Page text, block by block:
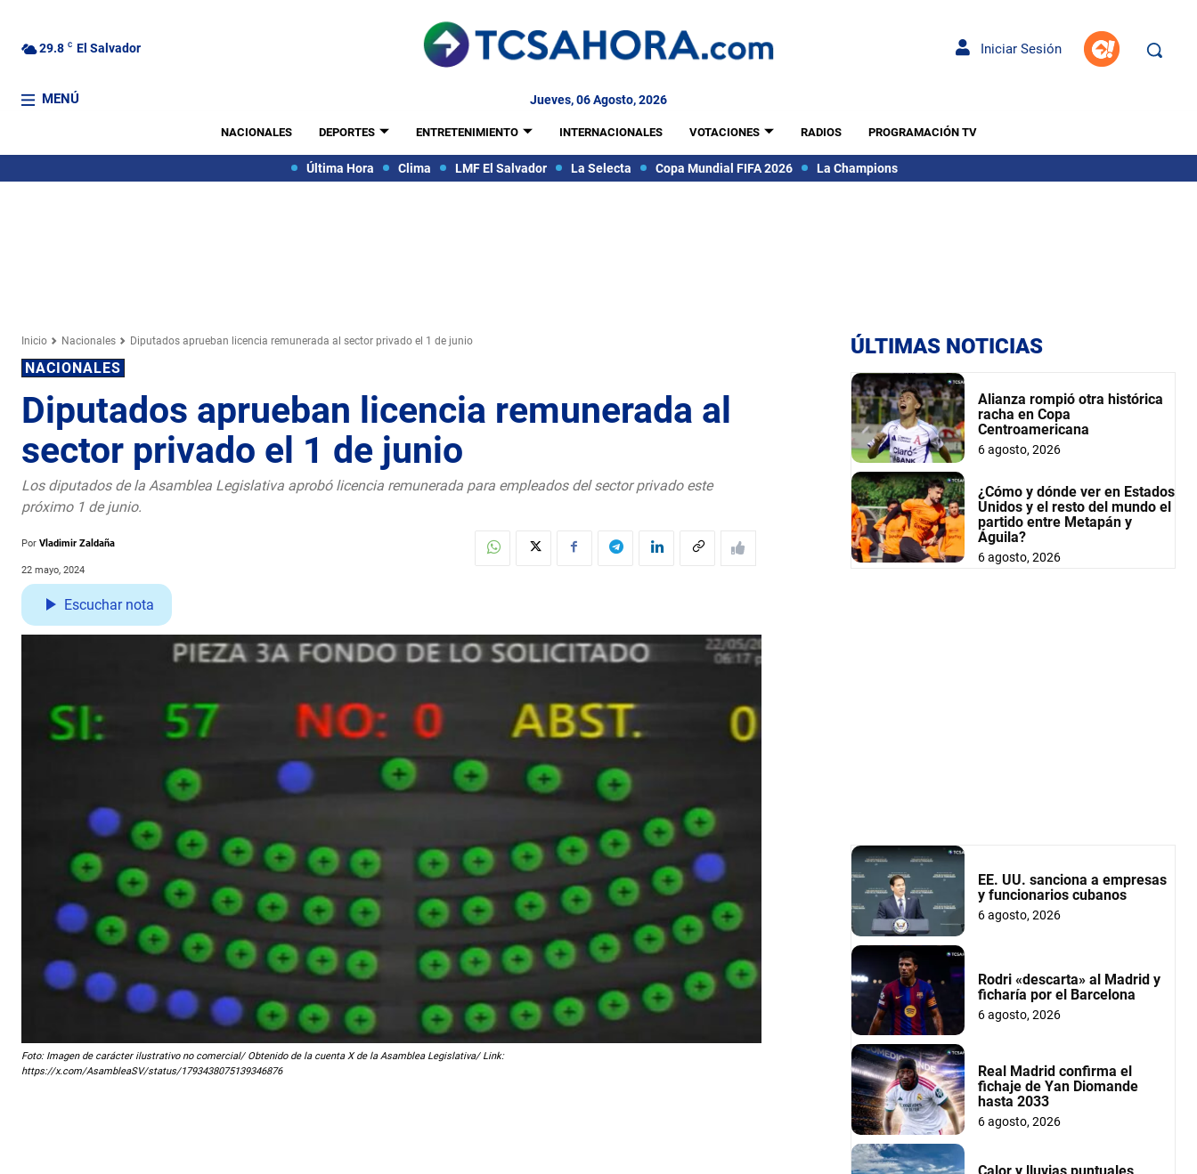
29.8 C El Salvador Iniciar Sesión
MENÚ Jueves, 06 Agosto, 2026
NACIONALES DEPORTES ENTRETENIMIENTO INTERNACIONALES VOTACIONES RADIOS PROGRAMACIÓN TV
Última Hora Clima LMF El Salvador La Selecta Copa Mundial FIFA 2026 La Champions
Inicio Nacionales Diputados aprueban licencia remunerada al sector privado el 1 de junio
NACIONALES
Diputados aprueban licencia remunerada al
sector privado el 1 de junio
Los diputados de la Asamblea Legislativa aprobó licencia remunerada para empleados del sector privado este
próximo 1 de junio.
Por Vladimir Zaldaña
22 mayo, 2024
Escuchar nota
Foto: Imagen de carácter ilustrativo no comercial/ Obtenido de la cuenta X de la Asamblea Legislativa/ Link:
https://x.com/AsambleaSV/status/1793438075139346876
ÚLTIMAS NOTICIAS
Alianza rompió otra histórica
racha en Copa
Centroamericana
6 agosto, 2026
¿Cómo y dónde ver en Estados
Unidos y el resto del mundo el
partido entre Metapán y
Águila?
6 agosto, 2026
EE. UU. sanciona a empresas
y funcionarios cubanos
6 agosto, 2026
Rodri «descarta» al Madrid y
ficharía por el Barcelona
6 agosto, 2026
Real Madrid confirma el
fichaje de Yan Diomande
hasta 2033
6 agosto, 2026